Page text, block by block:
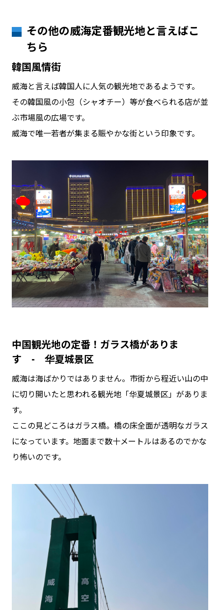
その他の威海定番観光地と言えばこ
ちら
韓国風情街
威海と言えば韓国人に人気の観光地であるようです。
その韓国風の小包（シャオチー）等が食べられる店が並
ぶ市場風の広場です。
威海で唯一若者が集まる賑やかな街という印象です。
中国観光地の定番！ガラス橋がありま
す - 华夏城景区
威海は海ばかりではありません。市街から程近い山の中
に切り開いたと思われる観光地「华夏城景区」がありま
す。
ここの見どころはガラス橋。橋の床全面が透明なガラス
になっています。地面まで数十メートルはあるのでかな
り怖いのです。